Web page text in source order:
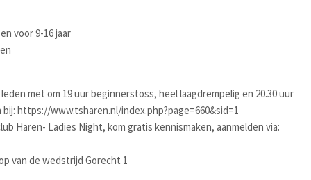
voor 9-16 jaar
met om 19 uur beginnerstoss, heel laagdrempelig en 20.30 uur
https://www.tsharen.nl/index.php?page=660&sid=1
Haren- Ladies Night, kom gratis kennismaken, aanmelden via:
van de wedstrijd Gorecht 1